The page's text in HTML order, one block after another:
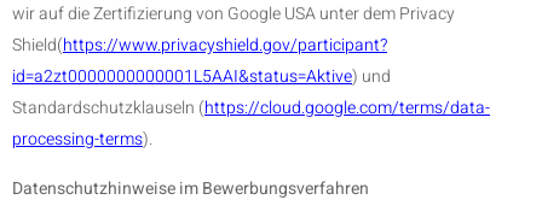
wir auf die Zertifizierung von Google USA unter dem Privacy
Shield(https://www.privacyshield.gov/participant?
id=a2zt0000000000001L5AAI&status=Aktive) und
Standardschutzklauseln (https://cloud.google.com/terms/data-
processing-terms).
Datenschutzhinweise im Bewerbungsverfahren